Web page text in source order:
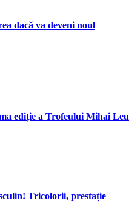
dacă va deveni noul
ediție a Trofeului Mihai Leu
Tricolorii, prestație